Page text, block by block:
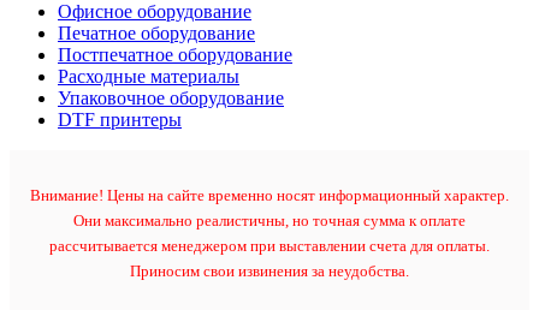
Офисное оборудование
Печатное оборудование
Постпечатное оборудование
Расходные материалы
Упаковочное оборудование
DTF принтеры
Внимание! Цены на сайте временно носят информационный характер.
Они максимально реалистичны, но точная сумма к оплате
рассчитывается менеджером при выставлении счета для оплаты.
Приносим свои извинения за неудобства.